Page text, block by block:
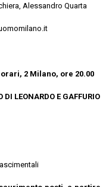
Alessandro Quarta
2 Milano, ore 20.00
LEONARDO E GAFFURIO